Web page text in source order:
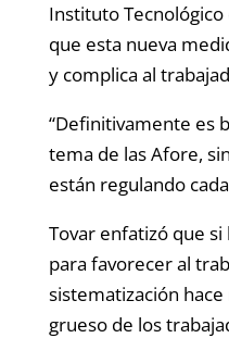
Instituto
que esta nueva
y complica al
“Definitivamente es
tema de las Afore,
están regulando
Tovar enfatizó que
para favorecer al
sistematización hace
grueso de los